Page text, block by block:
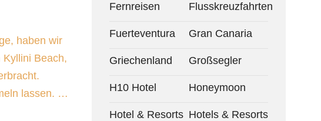
haben wir
Beach,
lassen. …
Fernreisen Flusskreuzfahrten
Fuerteventura Gran Canaria
Griechenland Großsegler
H10 Hotel Honeymoon
Hotel & Resorts Hotels & Resorts